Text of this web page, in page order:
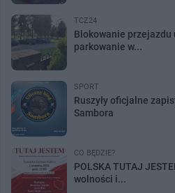
TCZ24
Blokowanie przejazdu
parkowanie w...
SPORT
Ruszyły oficjalne
Sambora
CO BĘDZIE?
POLSKA TUTAJ
wolności i...